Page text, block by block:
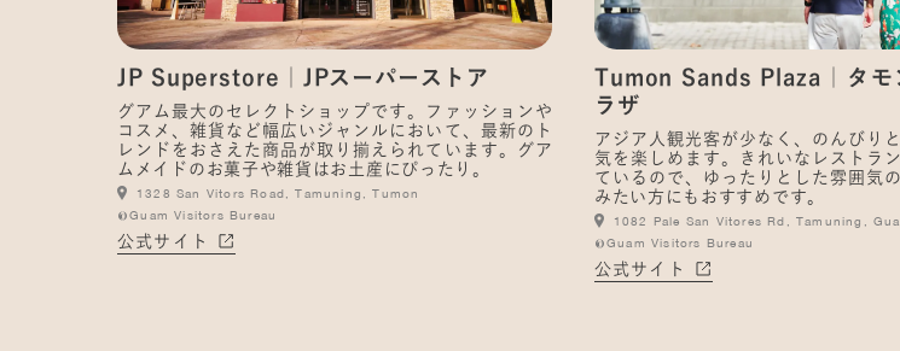
JP Superstore｜JPスーパーストア
グアム最大のセレクトショップです。ファッションや
コスメ、雑貨など幅広いジャンルにおいて、最新のト
レンドをおさえた商品が取り揃えられています。グア
ムメイドのお菓子や雑貨はお土産にぴったり。
1328 San Vitors Road, Tamuning, Tumon
©Guam Visitors Bureau
公式サイト
Tumon Sands Plaza｜タモ
ラザ
アジア人観光客が少なく、のんびり
気を楽しめます。きれいなレストラ
ているので、ゆったりとした雰囲気
みたい方にもおすすめです。
1082 Pale San Vitores Rd, Tamuning,
©Guam Visitors Bureau
公式サイト